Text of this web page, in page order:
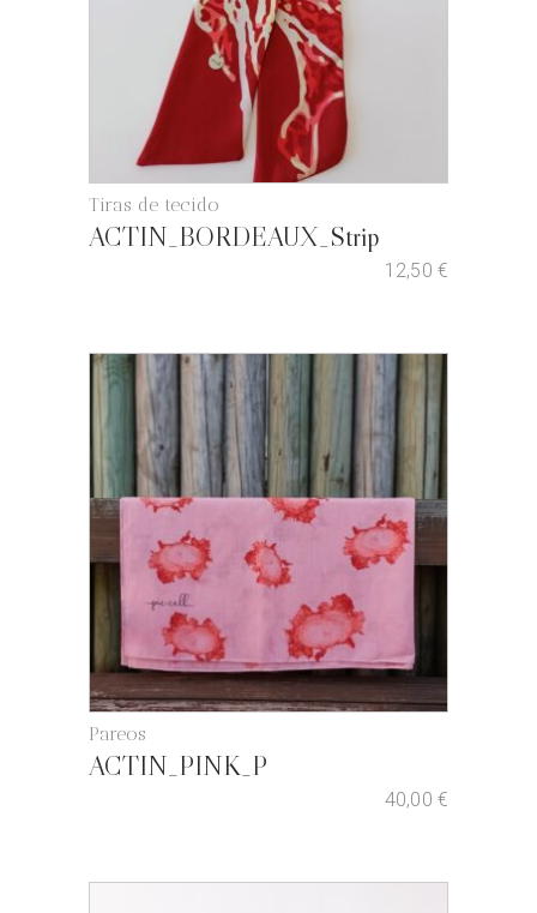
Tiras de tecido
ACTIN_BORDEAUX_Strip
12,50 €
Pareos
ACTIN_PINK_P
40,00 €